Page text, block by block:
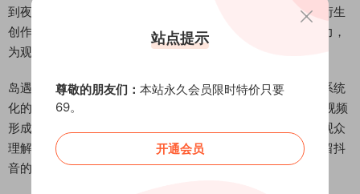
到夜晚的时间跨度使整体叙事具有连贯性。作为抖音内容的衍生
创作，本系列在保持平台特色基础上强化了静态影像的表现力，
为观众提供多角度的观赏体验。
岛遇平台作为抖音创作者的内容展示空间，为本系列提供了系统
化的呈现框架。通过分镜编排和场景分组，使9张图片与5段视频
形成互补关系。所有素材均标注拍摄时间和场景类型，便于观众
理解内容结构。整体内容架构体现平台资源整合特点，既保留抖
音的动态魅力，又突出静态影像的细节表现。
站点提示
尊敬的朋友们： 本站永久会员限时特价只要
69。
开通会员